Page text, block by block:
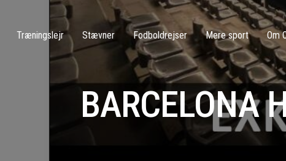
Træningslejr Stævner Fodboldrejser Mere sport Om
BARCELONA